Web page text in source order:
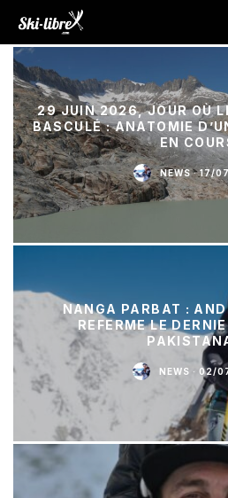
29 JUIN 2026, JOUR OÙ
BASCULÉ : ANATOMIE
EN
NEWS · 17/
NANGA PARBAT :
REFERME LE
NEWS · 02/